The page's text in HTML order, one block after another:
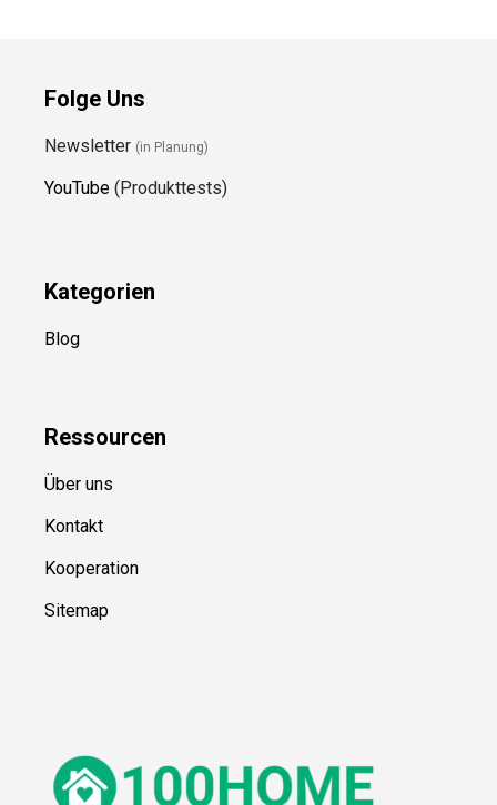
Folge Uns
Newsletter (in Planung)
YouTube (Produkttests)
Kategorien
Blog
Ressourcen
Über uns
Kontakt
Kooperation
Sitemap